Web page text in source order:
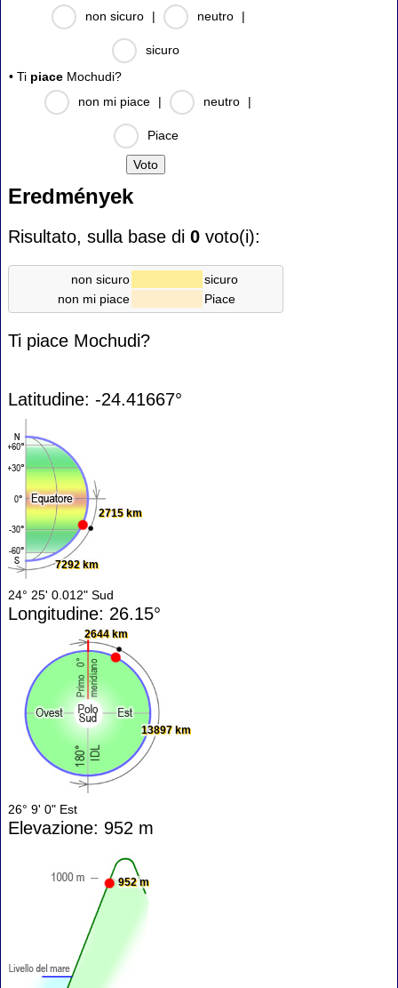
non sicuro
| neutro |
sicuro
• Ti piace Mochudi?
non mi piace
| neutro |
Piace
Eredmények
Risultato, sulla base di 0 voto(i):
non sicuro
sicuro
non mi piace
Piace
Ti piace Mochudi?
Latitudine: -24.41667°
7292 km
2715 km
24° 25' 0.012" Sud
Longitudine: 26.15°
2644 km
13897 km
26° 9' 0" Est
Elevazione: 952 m
952 m